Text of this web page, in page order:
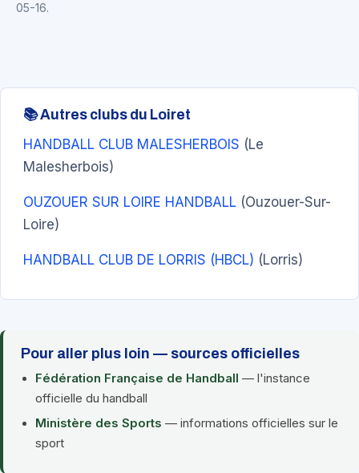
05-16.
📚 Autres clubs du Loiret
HANDBALL CLUB MALESHERBOIS (Le
Malesherbois)
OUZOUER SUR LOIRE HANDBALL (Ouzouer-Sur-
Loire)
HANDBALL CLUB DE LORRIS (HBCL) (Lorris)
Pour aller plus loin — sources officielles
Fédération Française de Handball — l'instance
officielle du handball
Ministère des Sports — informations officielles sur le
sport